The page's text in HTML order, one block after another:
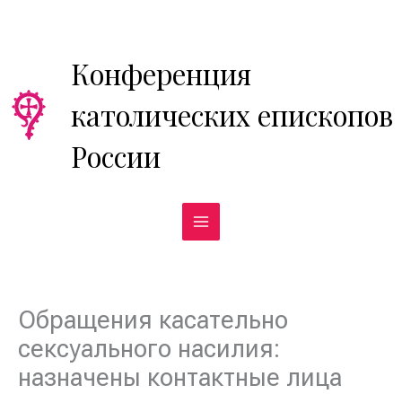
Конференция
католических епископов
России
Обращения касательно
сексуального насилия:
назначены контактные лица